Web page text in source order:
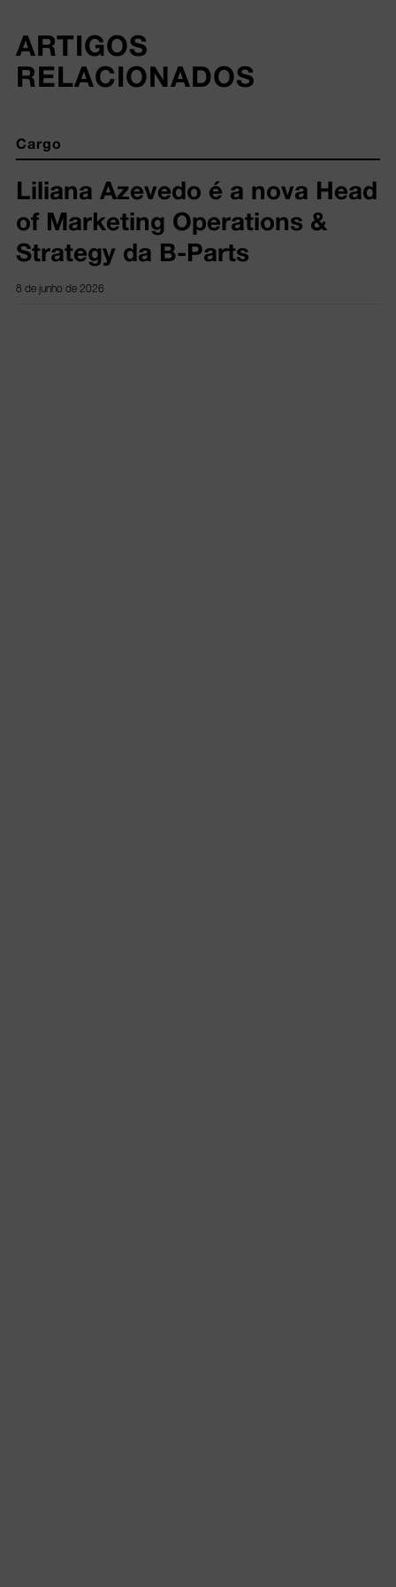
ARTIGOS
RELACIONADOS
Cargo
Liliana Azevedo é a nova Head
of Marketing Operations &
Strategy da B-Parts
8 de junho de 2026